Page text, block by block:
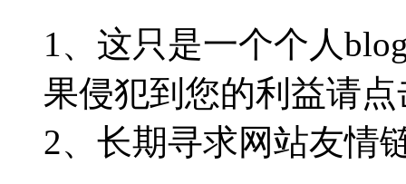
1、这只是一个个人
果侵犯到您的利益请
2、长期寻求网站友情